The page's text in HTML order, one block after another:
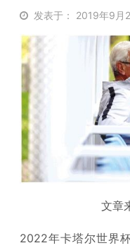
发表于： 2019年9月
文章
2022年卡塔尔世界